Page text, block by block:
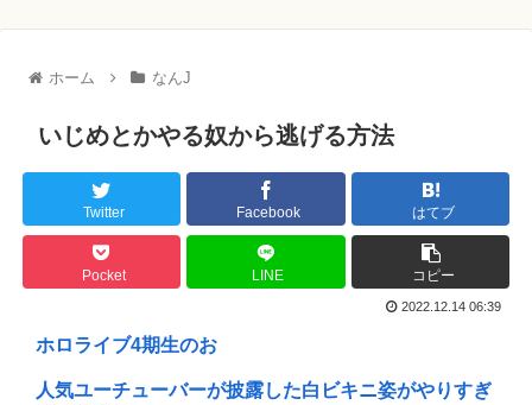
ホーム なんJ
いじめとかやる奴から逃げる方法
Twitter Facebook はてブ
Pocket LINE コピー
2022.12.14 06:39
ホロライブ4期生のお
人気ユーチューバーが披露した白ビキニ姿がやりすぎ